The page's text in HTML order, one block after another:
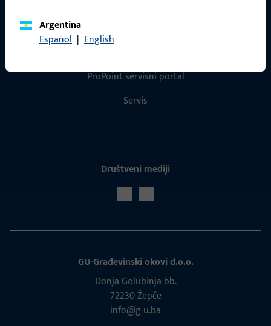
Argentina
Español | English
ProPoint servisni portal
Servis
Društveni mediji
GU-Građevinski okovi d.o.o.
Donja Golubinja bb.
72230 Žepče
info@g-u.ba